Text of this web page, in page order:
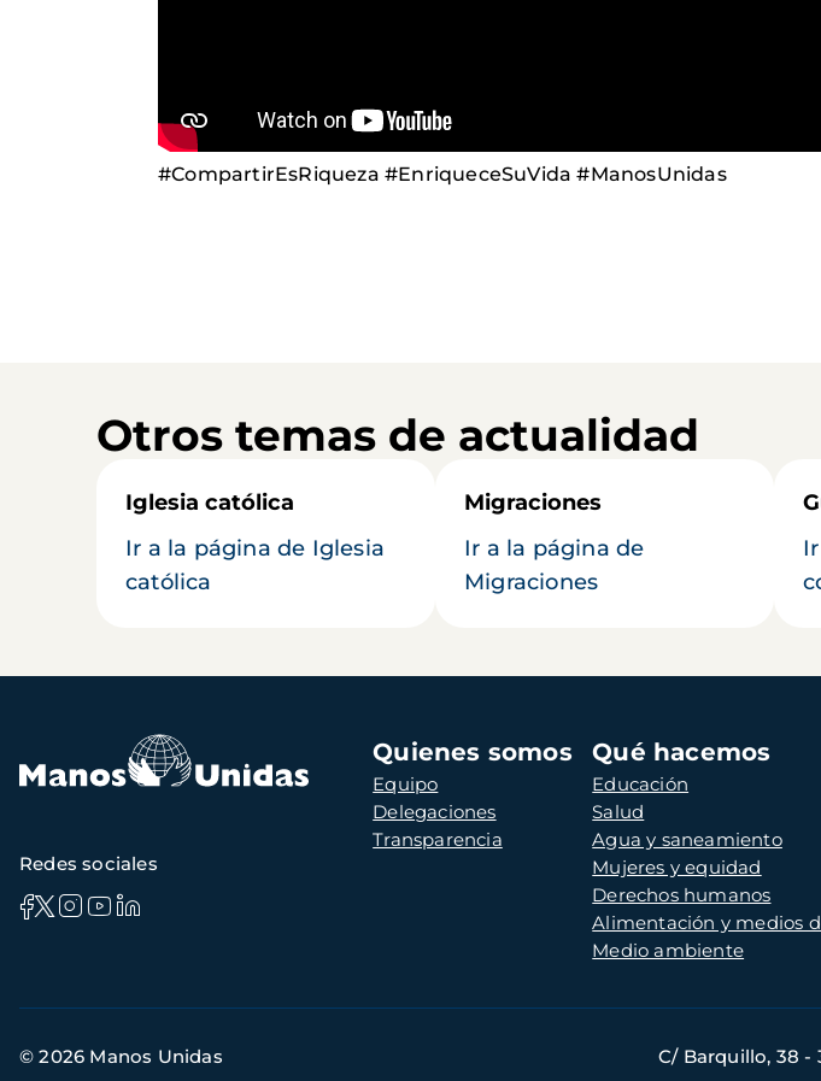
#CompartirEsRiqueza #EnriqueceSuVida #ManosUnidas
Otros temas de actualidad
Iglesia católica
Ir a la página de Iglesia
católica
Migraciones
Ir a la página de
Migraciones
Navegación
principal
Quienes somos
Equipo
Delegaciones
Transparencia
Qué hacemos
Educación
Salud
Agua y saneamiento
Mujeres y equidad
Derechos humanos
Alimentación y medios
Medio ambiente
Redes sociales
de
© 2026 Manos Unidas C/ Barquillo, 38 -